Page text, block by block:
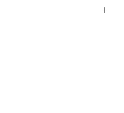
op lage temperatuur